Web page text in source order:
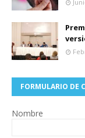
FORMULARIO DE
Nombre